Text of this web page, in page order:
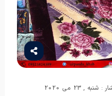
, 23 می 2020